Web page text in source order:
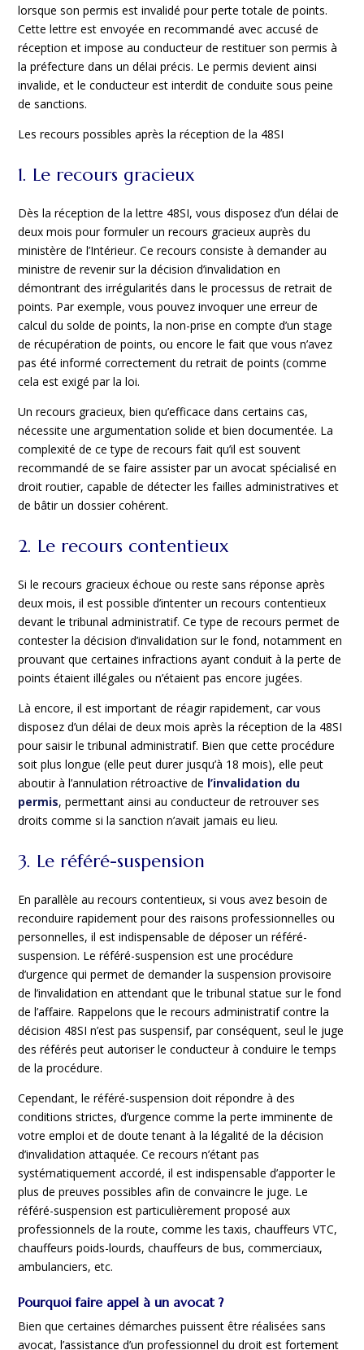
lorsque son permis est invalidé pour perte totale de points.
Cette lettre est envoyée en recommandé avec accusé de
réception et impose au conducteur de restituer son permis à
la préfecture dans un délai précis. Le permis devient ainsi
invalide, et le conducteur est interdit de conduite sous peine
de sanctions.
Les recours possibles après la réception de la 48SI
1. Le recours gracieux
Dès la réception de la lettre 48SI, vous disposez d’un délai de
deux mois pour formuler un recours gracieux auprès du
ministère de l’Intérieur. Ce recours consiste à demander au
ministre de revenir sur la décision d’invalidation en
démontrant des irrégularités dans le processus de retrait de
points. Par exemple, vous pouvez invoquer une erreur de
calcul du solde de points, la non-prise en compte d’un stage
de récupération de points, ou encore le fait que vous n’avez
pas été informé correctement du retrait de points (comme
cela est exigé par la loi.
Un recours gracieux, bien qu’efficace dans certains cas,
nécessite une argumentation solide et bien documentée. La
complexité de ce type de recours fait qu’il est souvent
recommandé de se faire assister par un avocat spécialisé en
droit routier, capable de détecter les failles administratives et
de bâtir un dossier cohérent.
2. Le recours contentieux
Si le recours gracieux échoue ou reste sans réponse après
deux mois, il est possible d’intenter un recours contentieux
devant le tribunal administratif. Ce type de recours permet de
contester la décision d’invalidation sur le fond, notamment en
prouvant que certaines infractions ayant conduit à la perte de
points étaient illégales ou n’étaient pas encore jugées.
Là encore, il est important de réagir rapidement, car vous
disposez d’un délai de deux mois après la réception de la 48SI
pour saisir le tribunal administratif. Bien que cette procédure
soit plus longue (elle peut durer jusqu’à 18 mois), elle peut
aboutir à l’annulation rétroactive de l’invalidation du
permis, permettant ainsi au conducteur de retrouver ses
droits comme si la sanction n’avait jamais eu lieu.
3. Le référé-suspension
En parallèle au recours contentieux, si vous avez besoin de
reconduire rapidement pour des raisons professionnelles ou
personnelles, il est indispensable de déposer un référé-
suspension. Le référé-suspension est une procédure
d’urgence qui permet de demander la suspension provisoire
de l’invalidation en attendant que le tribunal statue sur le fond
de l’affaire. Rappelons que le recours administratif contre la
décision 48SI n’est pas suspensif, par conséquent, seul le juge
des référés peut autoriser le conducteur à conduire le temps
de la procédure.
Cependant, le référé-suspension doit répondre à des
conditions strictes, d’urgence comme la perte imminente de
votre emploi et de doute tenant à la légalité de la décision
d’invalidation attaquée. Ce recours n’étant pas
systématiquement accordé, il est indispensable d’apporter le
plus de preuves possibles afin de convaincre le juge. Le
référé-suspension est particulièrement proposé aux
professionnels de la route, comme les taxis, chauffeurs VTC,
chauffeurs poids-lourds, chauffeurs de bus, commerciaux,
ambulanciers, etc.
Pourquoi faire appel à un avocat ?
Bien que certaines démarches puissent être réalisées sans
avocat, l’assistance d’un professionnel du droit est fortement